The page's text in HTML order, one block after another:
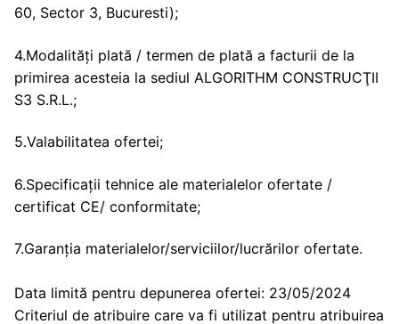
60, Sector 3, Bucuresti);
4.Modalități plată / termen de plată a facturii de la
primirea acesteia la sediul ALGORITHM CONSTRUCŢII
S3 S.R.L.;
5.Valabilitatea ofertei;
6.Specificații tehnice ale materialelor ofertate /
certificat CE/ conformitate;
7.Garanția materialelor/serviciilor/lucrărilor ofertate.
Data limită pentru depunerea ofertei: 23/05/2024
Criteriul de atribuire care va fi utilizat pentru atribuirea